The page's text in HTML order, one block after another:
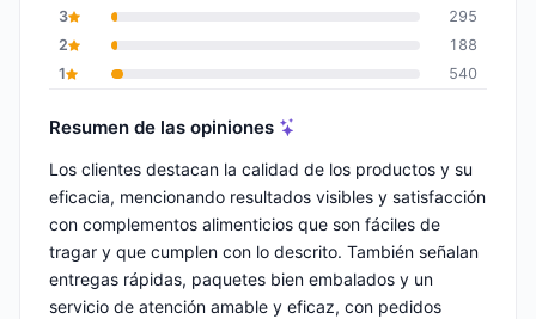
3
295
2
188
1
540
Resumen de las opiniones
Los clientes destacan la calidad de los productos y su
eficacia, mencionando resultados visibles y satisfacción
con complementos alimenticios que son fáciles de
tragar y que cumplen con lo descrito. También señalan
entregas rápidas, paquetes bien embalados y un
servicio de atención amable y eficaz, con pedidos